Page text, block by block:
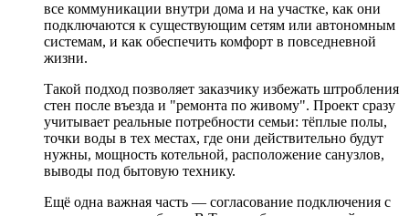
все коммуникации внутри дома и на участке, как они
подключаются к существующим сетям или автономным
системам, и как обеспечить комфорт в повседневной
жизни.
Такой подход позволяет заказчику избежать штробления
стен после въезда и "ремонта по живому". Проект сразу
учитывает реальные потребности семьи: тёплые полы,
точки воды в тех местах, где они действительно будут
нужны, мощность котельной, расположение санузлов,
выводы под бытовую технику.
Ещё одна важная часть — согласование подключения с